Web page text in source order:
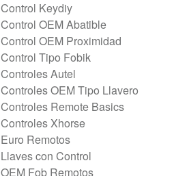
Control Keydiy
Control OEM Abatible
Control OEM Proximidad
Control Tipo Fobik
Controles Autel
Controles OEM Tipo Llavero
Controles Remote Basics
Controles Xhorse
Euro Remotos
Llaves con Control
OEM Fob Remotos